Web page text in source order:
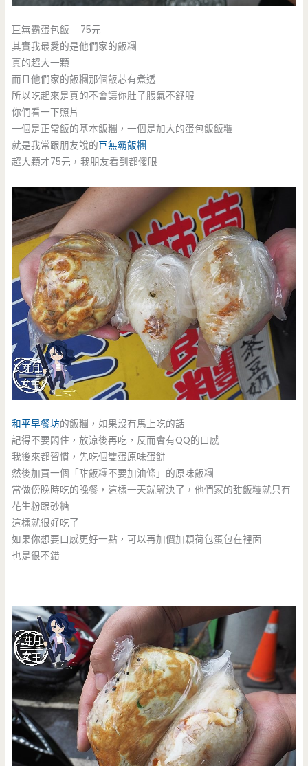
巨無霸蛋包飯 75元
其實我最愛的是他們家的飯糰
真的超大一顆
而且他們家的飯糰那個飯芯有煮透
所以吃起來是真的不會讓你肚子脹氣不舒服
你們看一下照片
一個是正常飯的基本飯糰，一個是加大的蛋包飯飯糰
就是我常跟朋友說的巨無霸飯糰
超大顆才75元，我朋友看到都傻眼
和平早餐坊的飯糰，如果沒有馬上吃的話
記得不要悶住，放涼後再吃，反而會有QQ的口感
我後來都習慣，先吃個雙蛋原味蛋餅
然後加買一個「甜飯糰不要加油條」的原味飯糰
當做傍晚時吃的晚餐，這樣一天就解決了，他們家的甜飯糰就只有
花生粉跟砂糖
這樣就很好吃了
如果你想要口感更好一點，可以再加價加顆荷包蛋包在裡面
也是很不錯